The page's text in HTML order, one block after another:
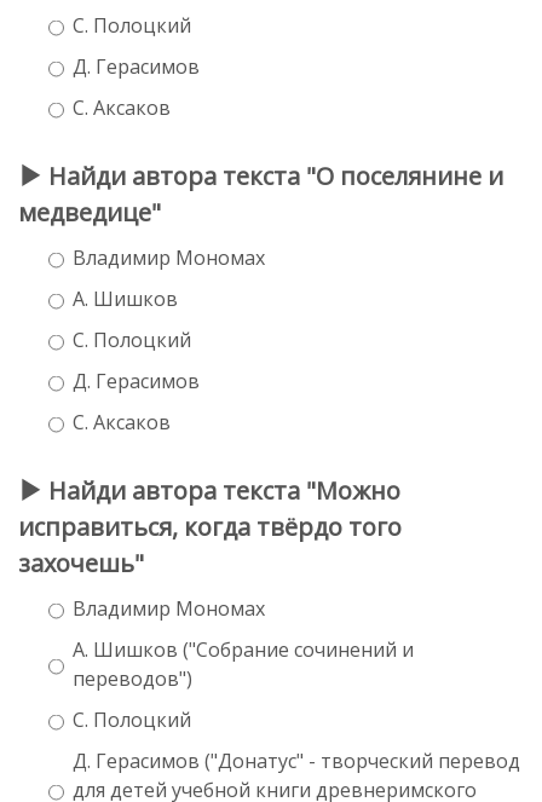
С. Полоцкий
Д. Герасимов
С. Аксаков
Найди автора текста "О поселянине и
медведице"
Владимир Мономах
А. Шишков
С. Полоцкий
Д. Герасимов
С. Аксаков
Найди автора текста "Можно
исправиться, когда твёрдо того
захочешь"
Владимир Мономах
А. Шишков ("Собрание сочинений и
переводов")
С. Полоцкий
Д. Герасимов ("Донатус" - творческий перевод
для детей учебной книги древнеримского